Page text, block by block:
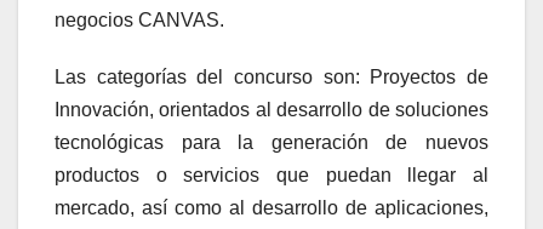
negocios CANVAS.
Las categorías del concurso son: Proyectos de
Innovación, orientados al desarrollo de soluciones
tecnológicas para la generación de nuevos
productos o servicios que puedan llegar al
mercado, así como al desarrollo de aplicaciones,